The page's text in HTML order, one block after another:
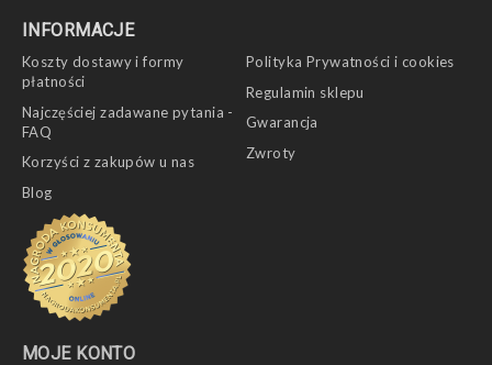
INFORMACJE
Koszty dostawy i formy
płatności
Najczęściej zadawane pytania -
FAQ
Korzyści z zakupów u nas
Blog
Polityka Prywatności i cookies
Regulamin sklepu
Gwarancja
Zwroty
MOJE KONTO